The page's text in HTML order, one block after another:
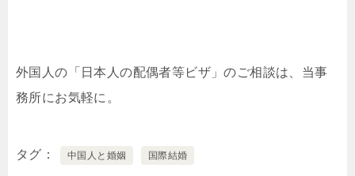
外国人の「日本人の配偶者等ビザ」のご相談は、当事
務所にお気軽に。
タグ 中国人と婚姻 国際結婚